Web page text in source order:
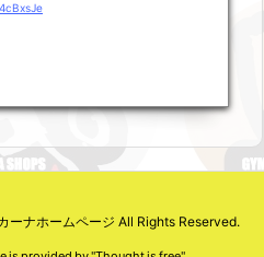
ーナホームページ All Rights Reserved.